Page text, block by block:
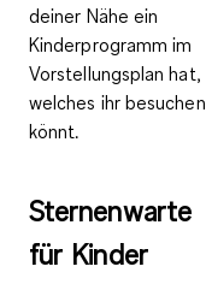
deiner Nähe ein
Kinderprogramm im
Vorstellungsplan hat,
welches ihr besuchen
könnt.
Sternenwarte
für Kinder